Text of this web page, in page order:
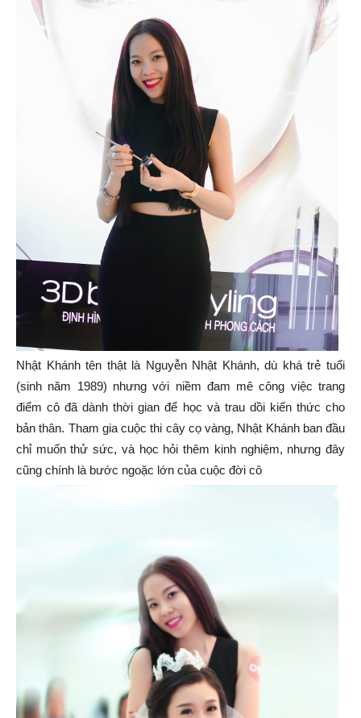
Nhật Khánh tên thật là Nguyễn Nhật Khánh, dù khá trẻ tuổi
(sinh năm 1989) nhưng với niềm đam mê công việc trang
điểm cô đã dành thời gian để học và trau dồi kiến thức cho
bản thân. Tham gia cuộc thi cây cọ vàng, Nhật Khánh ban đầu
chỉ muốn thử sức, và học hỏi thêm kinh nghiệm, nhưng đây
cũng chính là bước ngoặc lớn của cuộc đời cô